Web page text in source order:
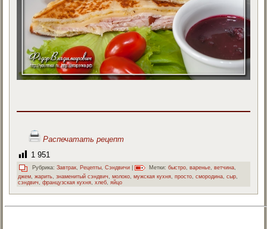
Распечатать рецепт
1 951
Рубрика: Завтрак, Рецепты,Сэндвичи Метки: быстро,варенье,ветчина,
джем,жарить,знаменитый сэндвич,молоко,мужская кухня,просто,смородина,сыр,
сэндвич,французская кухня,хлеб,яйцо